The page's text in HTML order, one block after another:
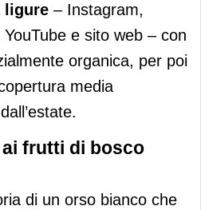
ligure – Instagram,
e sito web – con
organica, per poi
media
frutti di bosco
di un orso bianco che